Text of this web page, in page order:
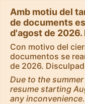
Amb motiu del
de documents
d'agost de
Con motivo del
documentos se
de 2026.
Due to the
resume starting
any inconvenience.